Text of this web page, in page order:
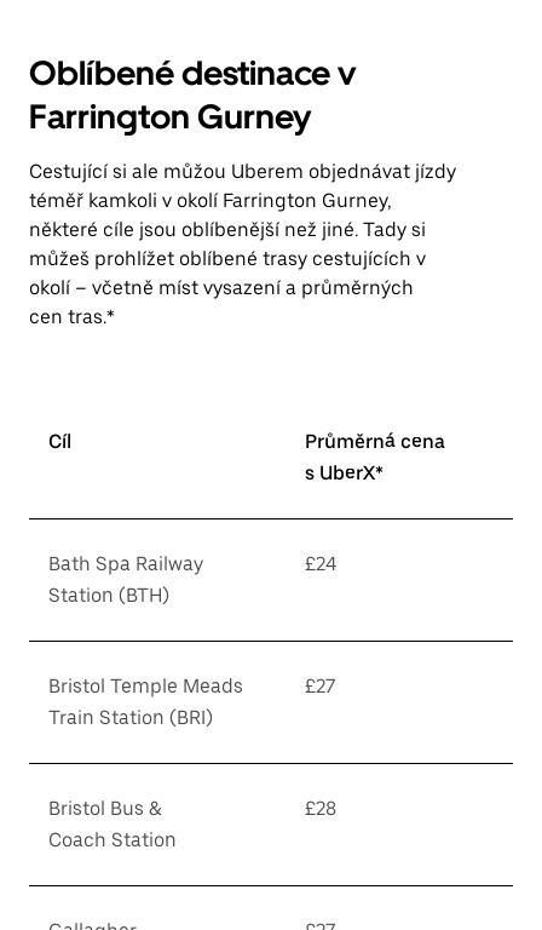
Oblíbené destinace v
Farrington Gurney
Cestující si ale můžou Uberem objednávat jízdy
téměř kamkoli v okolí Farrington Gurney,
některé cíle jsou oblíbenější než jiné. Tady si
můžeš prohlížet oblíbené trasy cestujících v
okolí – včetně míst vysazení a průměrných
cen tras.*
Cíl
Průměrná cena
s UberX*
Bath Spa Railway
Station (BTH)
£24
Bristol Temple Meads
Train Station (BRI)
£27
Bristol Bus &
Coach Station
£28